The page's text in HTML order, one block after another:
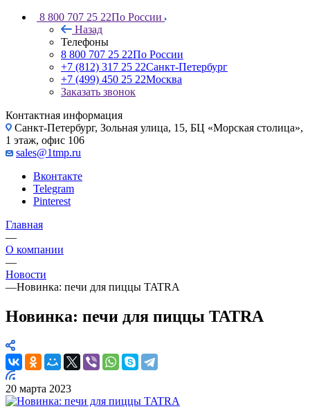
8 800 707 25 22По России
Назад
Телефоны
8 800 707 25 22По России
+7 (812) 317 25 22Санкт-Петербург
+7 (499) 450 25 22Москва
Заказать звонок
Контактная информация
Санкт-Петербург, Зольная улица, 15, БЦ «Морская столица»,
1 этаж, офис 106
sales@1tmp.ru
Вконтакте
Telegram
Pinterest
Главная
—
О компании
—
Новости
—Новинка: печи для пиццы TATRA
Новинка: печи для пиццы TATRA
20 марта 2023